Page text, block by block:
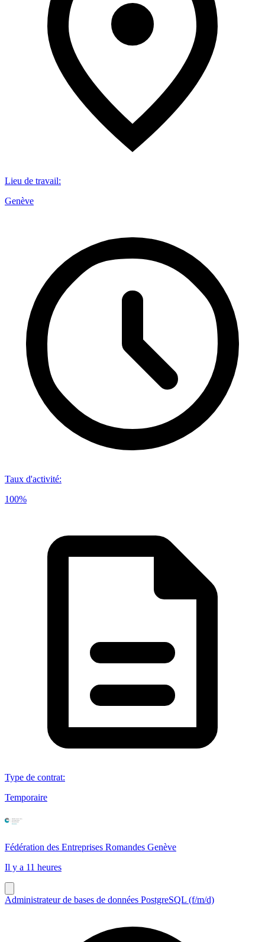
Lieu de travail:
Genève
Taux d'activité:
100%
Type de contrat:
Temporaire
Fédération des Entreprises Romandes Genève
Il y a 11 heures
Administrateur de bases de données PostgreSQL (f/m/d)